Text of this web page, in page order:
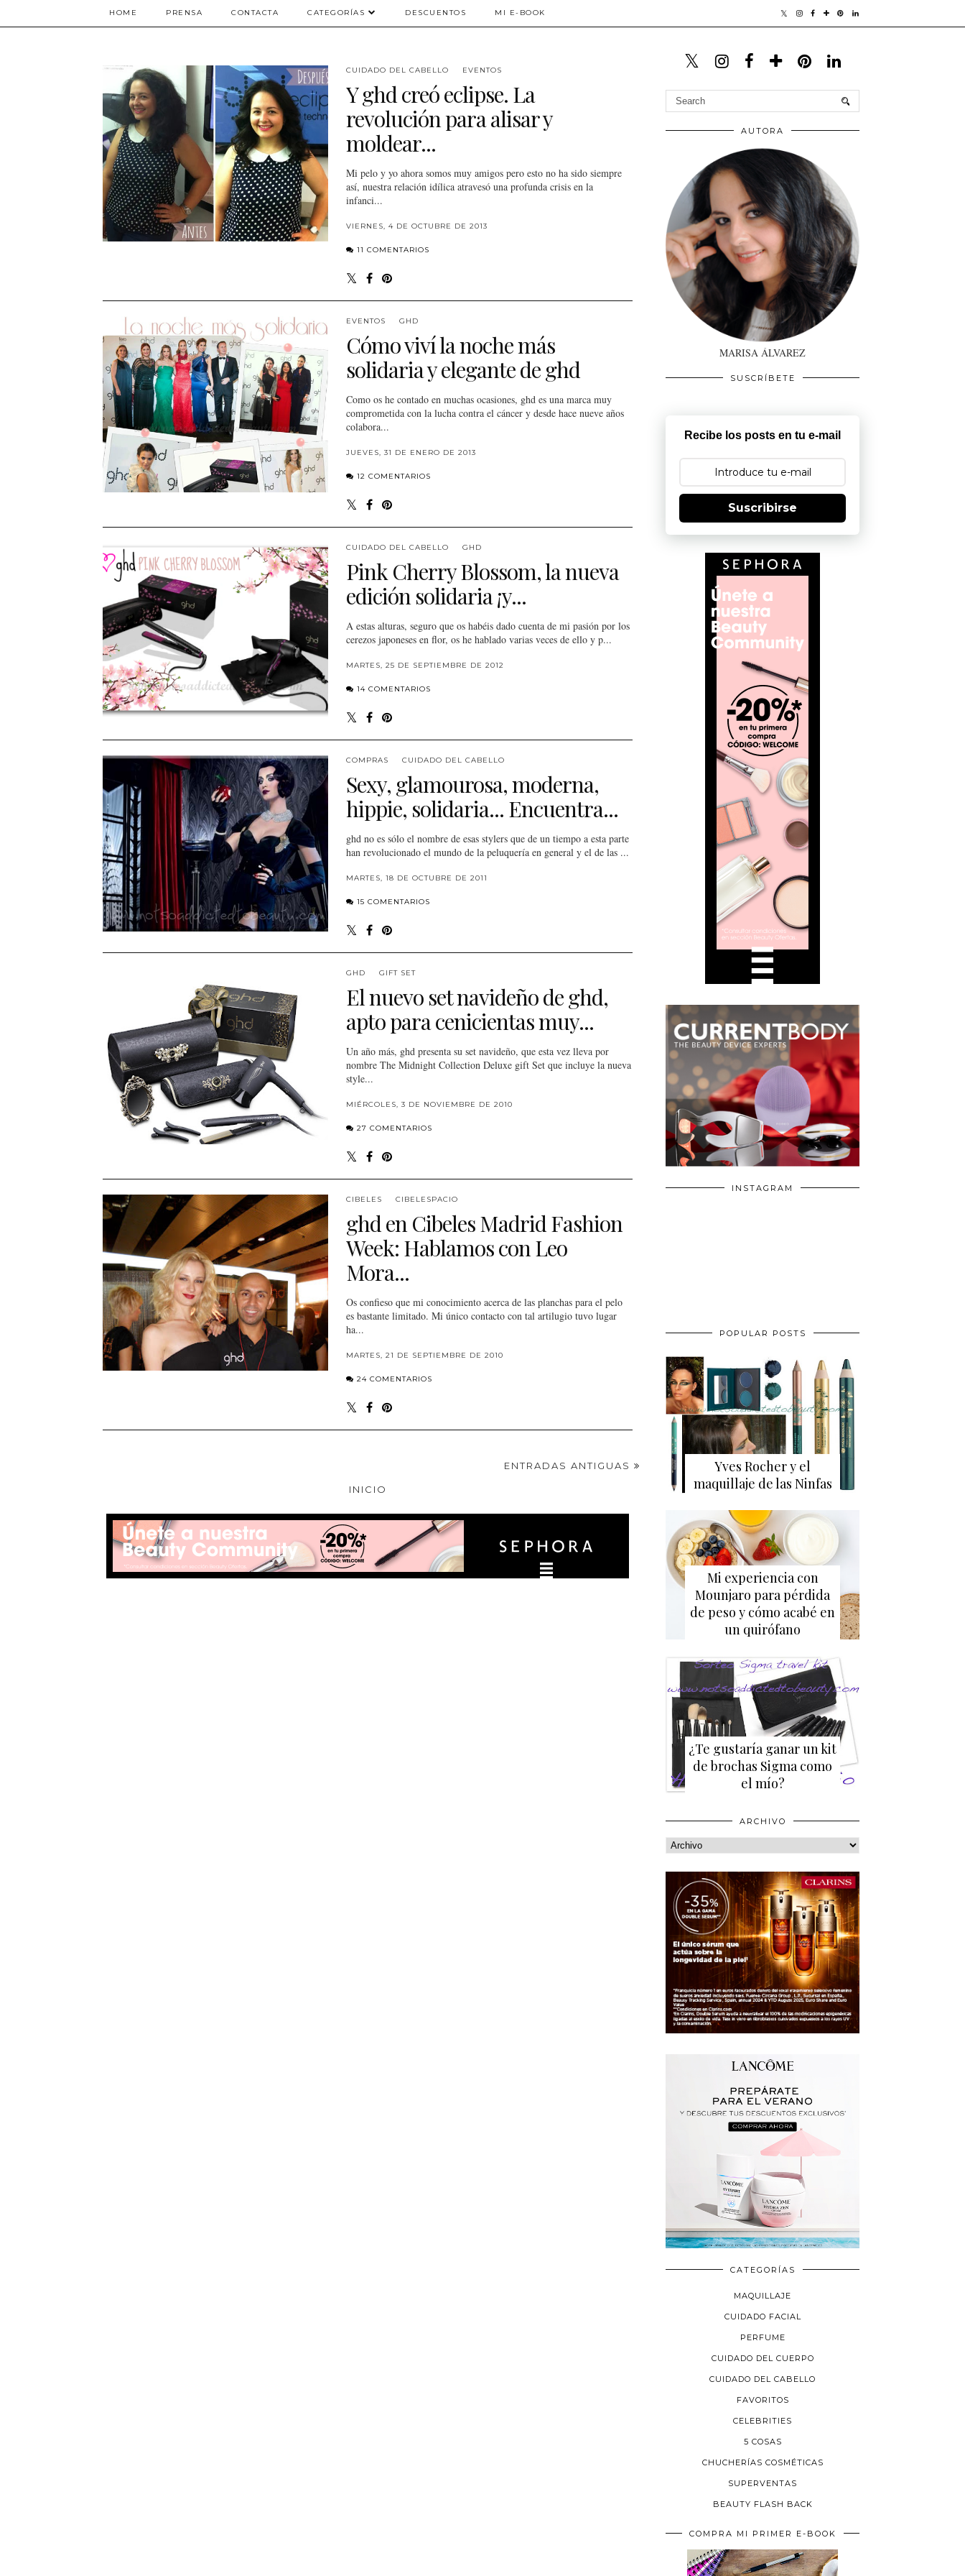
HOME PRENSA CONTACTA CATEGORÍAS DESCUENTOS MI E-BOOK
CUIDADO DEL CABELLO EVENTOS
Y ghd creó eclipse. La
revolución para alisar y
moldear...
Mi pelo y yo ahora somos muy amigos pero esto no ha sido siempre
así, nuestra relación idílica atravesó una profunda crisis en la
infanci...
VIERNES, 4 DE OCTUBRE DE 2013
11 COMENTARIOS
EVENTOS GHD
Cómo viví la noche más
solidaria y elegante de ghd
Como os he contado en muchas ocasiones, ghd es una marca muy
comprometida con la lucha contra el cáncer y desde hace nueve años
colabora...
JUEVES, 31 DE ENERO DE 2013
12 COMENTARIOS
CUIDADO DEL CABELLO GHD
Pink Cherry Blossom, la nueva
edición solidaria ¡y...
A estas alturas , seguro que os habéis dado cuenta de mi pasión por los
cerezos japoneses en flor, os he hablado varias veces de ello y p...
MARTES, 25 DE SEPTIEMBRE DE 2012
14 COMENTARIOS
COMPRAS CUIDADO DEL CABELLO
Sexy, glamourosa, moderna,
hippie, solidaria... Encuentra...
ghd no es sólo el nombre de esas stylers que de un tiempo a esta parte
han revolucionado el mundo de la peluquería en general y el de las ...
MARTES, 18 DE OCTUBRE DE 2011
15 COMENTARIOS
GHD GIFT SET
El nuevo set navideño de ghd,
apto para cenicientas muy...
Un año más, ghd presenta su set navideño, que esta vez lleva por
nombre The Midnight Collection Deluxe gift Set que incluye la nueva
style...
MIÉRCOLES, 3 DE NOVIEMBRE DE 2010
27 COMENTARIOS
CIBELES CIBELESPACIO
ghd en Cibeles Madrid Fashion
Week: Hablamos con Leo
Mora...
Os confieso que mi conocimiento acerca de las planchas para el pelo
es bastante limitado. Mi único contacto con tal artilugio tuvo lugar
ha...
MARTES, 21 DE SEPTIEMBRE DE 2010
24 COMENTARIOS
ENTRADAS ANTIGUAS
INICIO
AUTORA
MARISA ÁLVAREZ
SUSCRÍBETE
Recibe los posts en tu e-mail
Suscribirse
INSTAGRAM
POPULAR POSTS
Yves Rocher y el
maquillaje de las Ninfas
Mi experiencia con
Mounjaro para pérdida
de peso y cómo acabé en
un quirófano
¿Te gustaría ganar un kit
de brochas Sigma como
el mío?
ARCHIVO
CATEGORÍAS
MAQUILLAJE
CUIDADO FACIAL
PERFUME
CUIDADO DEL CUERPO
CUIDADO DEL CABELLO
FAVORITOS
CELEBRITIES
5 COSAS
CHUCHERÍAS COSMÉTICAS
SUPERVENTAS
BEAUTY FLASH BACK
COMPRA MI PRIMER E-BOOK